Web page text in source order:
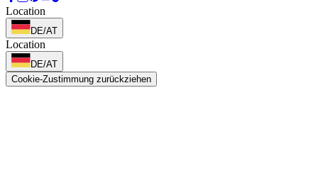
Location
DE/AT
Location
DE/AT
Cookie-Zustimmung zurückziehen